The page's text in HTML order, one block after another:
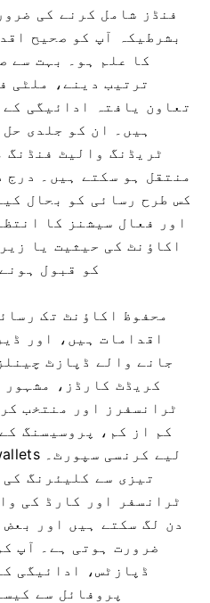
فنڈز شامل کرنے کی
بشرطیکہ آپ کو صحیح
کا علم ہو۔ بہت سے
ترتیب دینے، ملٹی
تعاون یافتہ ادائیگی
ہیں۔ ان کو جلدی
ٹریڈنگ والیٹ
منتقل ہو سکتے ہیں۔ درج
کس طرح رسائی کو بحال
اور فعال سیشنز کا
اکاؤنٹ کی حیثیت یا
کو قبول
محفوظ اکاؤنٹ تک
اقدامات ہیں، اور
جانے والے ڈپازٹ
کریڈٹ کارڈز،
ٹرانسفرز اور منتخب
کم از کم، پروسیسنگ
تیزی سے کلیئرنگ
ٹرانسفر اور کارڈ کی
ضرورت ہوتی ہے۔ آپ
ڈپازٹس، ادائیگی
پروفائل سے